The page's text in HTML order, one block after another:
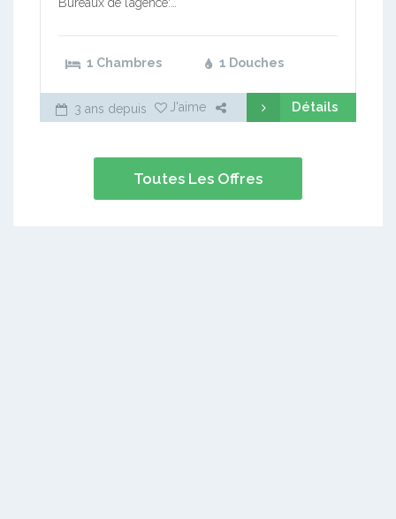
1 Chambres 1 Douches
3 ans depuis J'aime Détails
Toutes Les Offres